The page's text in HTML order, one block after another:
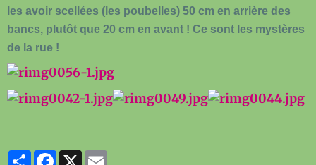
les avoir scellées (les poubelles) 50 cm en arrière des
bancs, plutôt que 20 cm en avant ! Ce sont les mystères
de la rue !
PartagerFacebook
X